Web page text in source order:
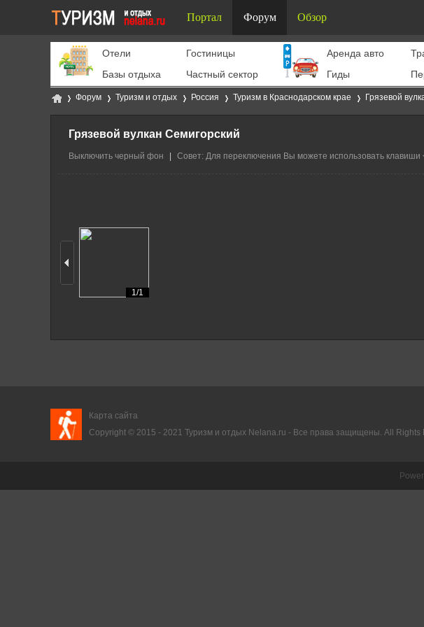
Портал Форум Обзор
Отели
Гостиницы
Базы отдыха
Частный сектор
Aренда авто
Гиды
зм
Форум
›
Туризм и отдых
›
Россия
›
Туризм в Краснодарском крае
›
Грязевой
Грязевой вулкан Семигорский
Выключить черный фон
Совет: Для переключения Вы можете использовать клавиши
1/1
Карта сайта
Copyright © 2015 - 2021 Туризм и отдых Nelana.ru - Все права защищены. All Rights